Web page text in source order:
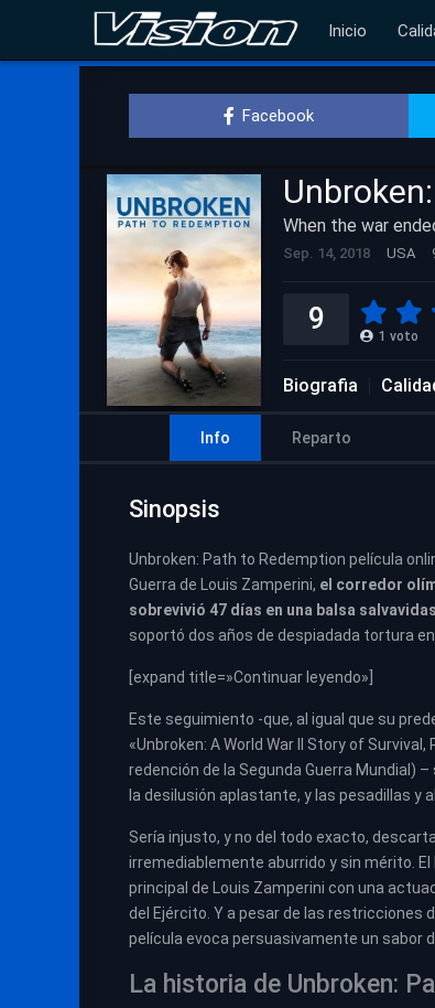
Inicio
Facebook
When the war
Sep. 14, 2018 USA
9 1 voto
Biografia
Info Reparto
Sinopsis
Unbroken: Path to Redemption película
Guerra de Louis Zamperini, el corredor
sobrevivió 47 días en una balsa salvavidas
soportó dos años de despiadada tortura
[expand title=»Continuar leyendo»]
Este seguimiento -que, al igual que su
«Unbroken: A World War II Story of
redención de la Segunda Guerra Mundial)
la desilusión aplastante, y las pesadillas y
Sería injusto, y no del todo exacto,
irremediablemente aburrido y sin mérito.
principal de Louis Zamperini con una
del Ejército. Y a pesar de las restricciones
película evoca persuasivamente un sabor
La historia de Unbroken: